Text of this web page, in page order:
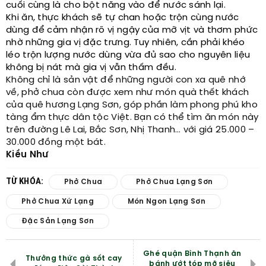
cuối cùng là cho bột năng vào để nước sánh lại.
Khi ăn, thực khách sẽ tự chan hoặc trộn cùng nước
dùng để cảm nhận rõ vị ngậy của mỡ vịt và thơm phức
nhờ những gia vị đặc trưng. Tuy nhiên, cần phải khéo
léo trộn lượng nước dùng vừa đủ sao cho nguyên liệu
không bị nát mà gia vị vẫn thấm đều.
Không chỉ là sản vật để những người con xa quê nhớ
về, phở chua còn được xem như món quà thết khách
của quê hương Lạng Sơn, góp phần làm phong phú kho
tàng ẩm thực dân tộc Việt. Bạn có thể tìm ăn món này
trên đường Lê Lai, Bắc Sơn, Nhị Thanh… với giá 25.000 –
30.000 đồng một bát.
Kiều Như
TỪ KHÓA: Phở Chua Phở Chua Lạng Sơn
Phở Chua Xứ Lạng Món Ngon Lạng Sơn
Đặc Sản Lạng Sơn
Thưởng thức gà sốt cay
Ghé quận Bình Thạnh ăn
bánh ướt tóp mỡ siêu